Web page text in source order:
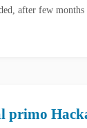
after few
primo